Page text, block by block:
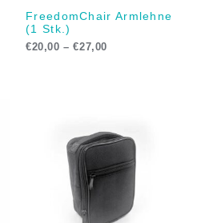
FreedomChair Armlehne
(1 Stk.)
€20,00 –€27,00